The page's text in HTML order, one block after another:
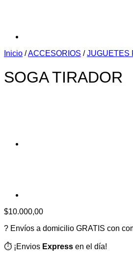
Inicio /ACCESORIOS / JUGUETES
SOGA TIRADOR
$10.000,00
? Envíos a domicilio GRATIS con
⏱️ ¡Envios Express en el día!